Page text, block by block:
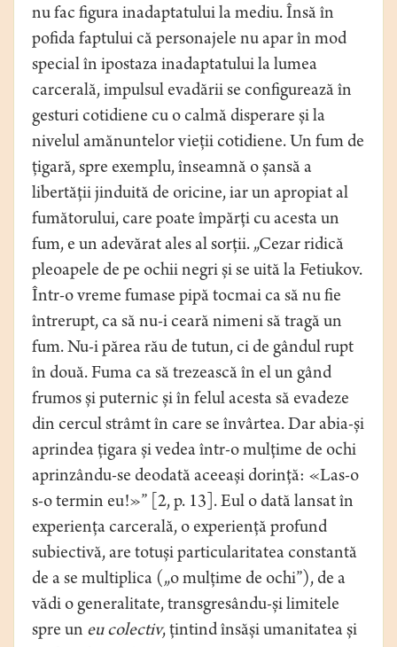
nu fac figura inadaptatului la mediu. Însă în
pofida faptului că personajele nu apar în mod
special în ipostaza inadaptatului la lumea
carcerală, impulsul evadării se configurează în
gesturi cotidiene cu o calmă disperare și la
nivelul amănuntelor vieții cotidiene. Un fum de
țigară, spre exemplu, înseamnă o șansă a
libertății jinduită de oricine, iar un apropiat al
fumătorului, care poate împărți cu acesta un
fum, e un adevărat ales al sorții. „Cezar ridică
pleoapele de pe ochii negri și se uită la Fetiukov.
Într-o vreme fumase pipă tocmai ca să nu fie
întrerupt, ca să nu-i ceară nimeni să tragă un
fum. Nu-i părea rău de tutun, ci de gândul rupt
în două. Fuma ca să trezească în el un gând
frumos și puternic și în felul acesta să evadeze
din cercul strâmt în care se învârtea. Dar abia-și
aprindea țigara și vedea într-o mulțime de ochi
aprinzându-se deodată aceeași dorință: «Las-o
s-o termin eu!»” [2, p. 13]. Eul o dată lansat în
experiența carcerală, o experiență profund
subiectivă, are totuși particularitatea constantă
de a se multiplica („o mulțime de ochi”), de a
vădi o generalitate, transgresându-și limitele
spre un eu colectiv, țintind însăși umanitatea și